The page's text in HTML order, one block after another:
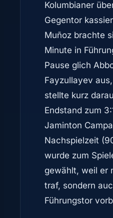
Kolumbianer
Gegentor
Muñoz brachte
Minute in
Pause glich
Fayzullayev
stellte kurz
Endstand zum
Jaminton
Nachspielzeit
wurde zum
gewählt, weil er
traf, sondern
Führungstor